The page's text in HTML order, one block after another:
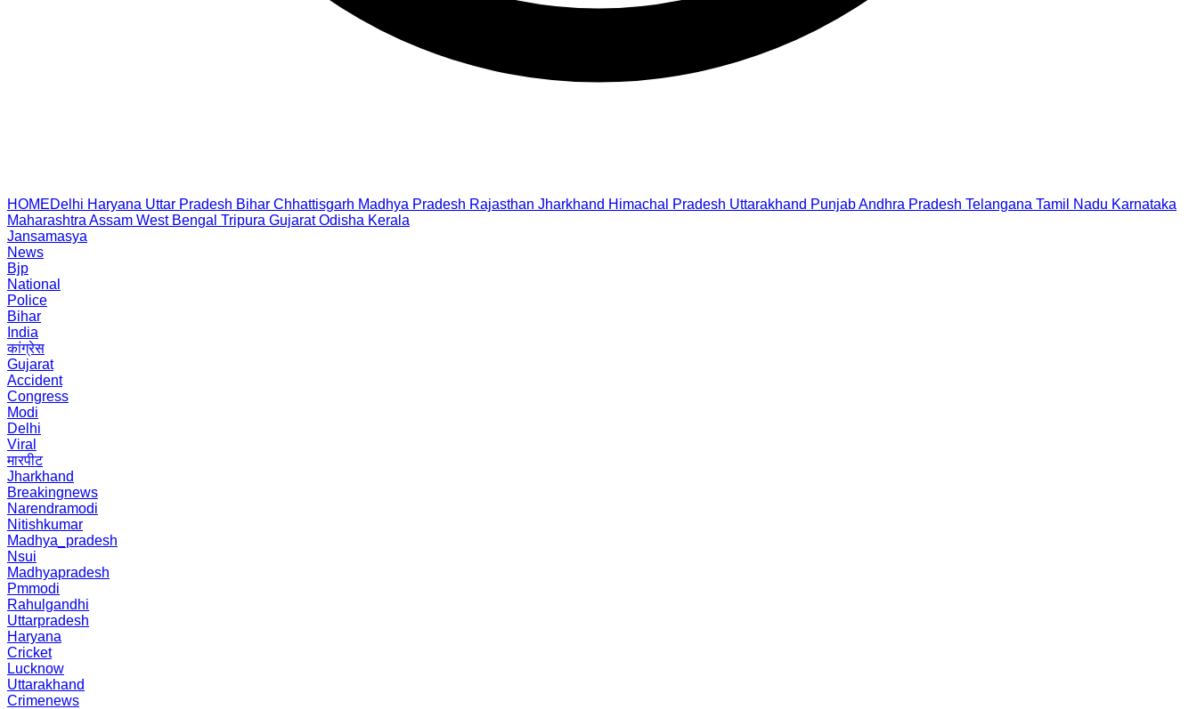
HOMEDelhi Haryana Uttar Pradesh Bihar Chhattisgarh Madhya Pradesh Rajasthan Jharkhand Himachal Pradesh Uttarakhand PunjabAndhra Pradesh Telangana Tamil Nadu Karnataka
Maharashtra Assam West Bengal Tripura Gujarat Odisha Kerala
Jansamasya
News
Bjp
National
Police
Bihar
India
कांग्रेस
Gujarat
Accident
Congress
Modi
Delhi
Viral
मारपीट
Jharkhand
Breakingnews
Narendramodi
Nitishkumar
Madhya_pradesh
Nsui
Madhyapradesh
Pmmodi
Rahulgandhi
Uttarpradesh
Haryana
Cricket
Lucknow
Uttarakhand
Crimenews